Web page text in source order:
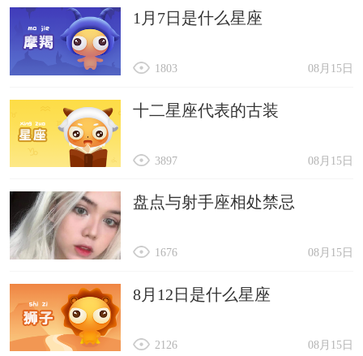
1月7日是什么星座
08月15日
1803
十二星座代表的古装
08月15日
3897
盘点与射手座相处禁忌
08月15日
1676
8月12日是什么星座
08月15日
2126